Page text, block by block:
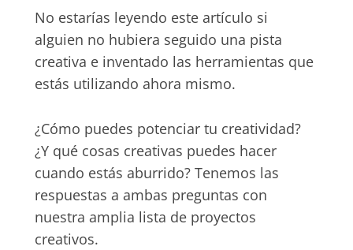
No estarías leyendo este artículo si
alguien no hubiera seguido una pista
creativa e inventado las herramientas que
estás utilizando ahora mismo.
¿Cómo puedes potenciar tu creatividad?
¿Y qué cosas creativas puedes hacer
cuando estás aburrido? Tenemos las
respuestas a ambas preguntas con
nuestra amplia lista de proyectos
creativos.